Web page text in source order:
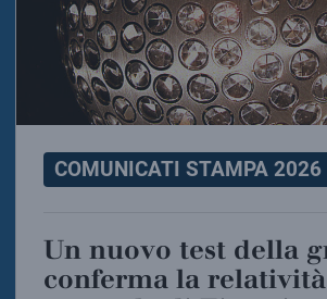
COMUNICATI STAMPA 2026
Un nuovo test della gravità
conferma la relatività